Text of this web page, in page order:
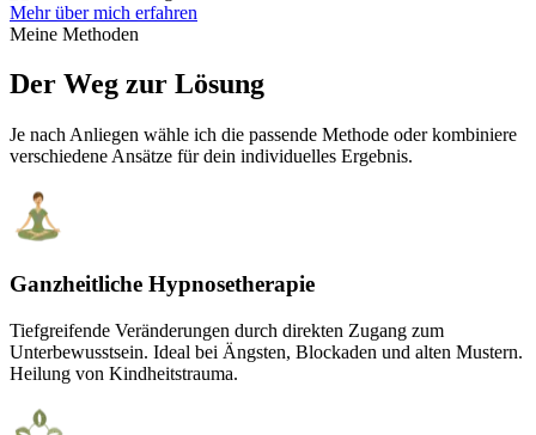
Mehr über mich erfahren
Meine Methoden
Der Weg zur Lösung
Je nach Anliegen wähle ich die passende Methode oder kombiniere
verschiedene Ansätze für dein individuelles Ergebnis.
Ganzheitliche Hypnosetherapie
Tiefgreifende Veränderungen durch direkten Zugang zum
Unterbewusstsein. Ideal bei Ängsten, Blockaden und alten Mustern.
Heilung von Kindheitstrauma.